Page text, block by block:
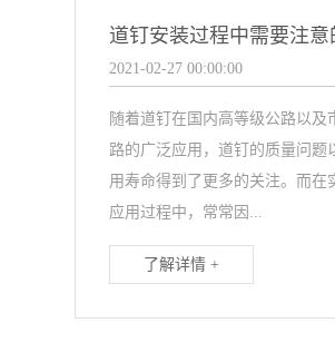
2021-02-27 00:00:00
随着道钉在国内高等级公路以及
路的广泛应用，道钉的质量问题
用寿命得到了更多的关注。而在
应用过程中，常常因...
了解详情 +